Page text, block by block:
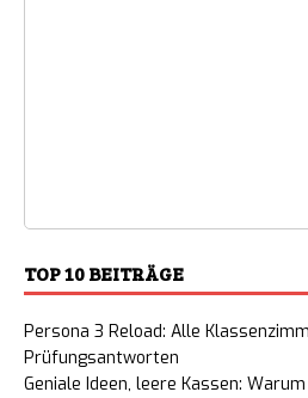
TOP 10 BEITRÄGE
Persona 3 Reload: Alle
Prüfungsantworten
Geniale Ideen, leere Kassen: